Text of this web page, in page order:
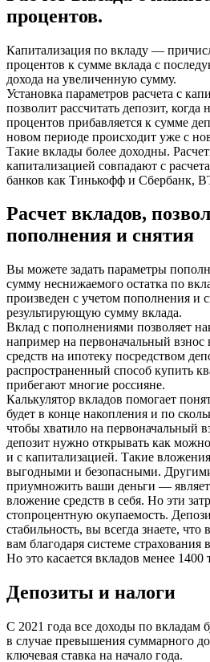
процентов.
Капитализация по вкладу —
процентов к сумме вклада с
дохода на увеличенную сумму.
Установка параметров расчета с
позволит рассчитать депозит, когда
процентов прибавляется к сумме
новом периоде происходит уже с
Такие вклады более доходны.
капитализацией совпадают с
банков как Тинькофф и Сбербанк,
Расчет вкладов,
пополнения и снятия
Вы можете задать параметры
сумму неснижаемого остатка по
произведен с учетом пополнения и
результирующую сумму вклада.
Вклад с пополнениями позволяет
например на первоначальный взнос
средств на ипотеку посредством
распространенный способ купить
прибегают многие россияне.
Калькулятор вкладов помогает
будет в конце накопления и по
чтобы хватило на первоначальный
депозит нужно открывать как
и с капитализацией. Такие
выгодными и безопасными.
приумножить ваши деньги —
вложение средств в себя. Но эти
стопроцентную окупаемость.
стабильность, вы всегда знаете,
вам благодаря системе страхования
Но это касается вкладов менее 1400
Депозиты и налоги
С 2021 года все доходы по вкладам
в случае превышения суммарного
ключевая ставка на начало года.